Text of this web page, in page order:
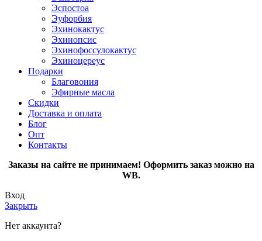
Эспостоа
Эуфорбия
Эхинокактус
Эхинопсис
Эхинофоссулокактус
Эхиноцереус
Подарки
Благовония
Эфирные масла
Скидки
Доставка и оплата
Блог
Опт
Контакты
Заказы на сайте не принимаем! Оформить заказ можно на
WB.
Вход
Закрыть
Нет аккаунта?